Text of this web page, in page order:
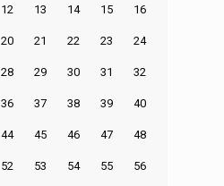
12 13 14 15 16
20 21 22 23 24
28 29 30 31 32
36 37 38 39 40
44 45 46 47 48
52 53 54 55 56